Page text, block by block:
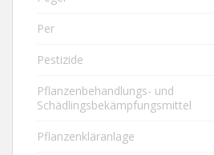
Per
Pestizide
Pflanzenbehandlungs- und
Schädlingsbekämpfungsmittel
Pflanzenkläranlage